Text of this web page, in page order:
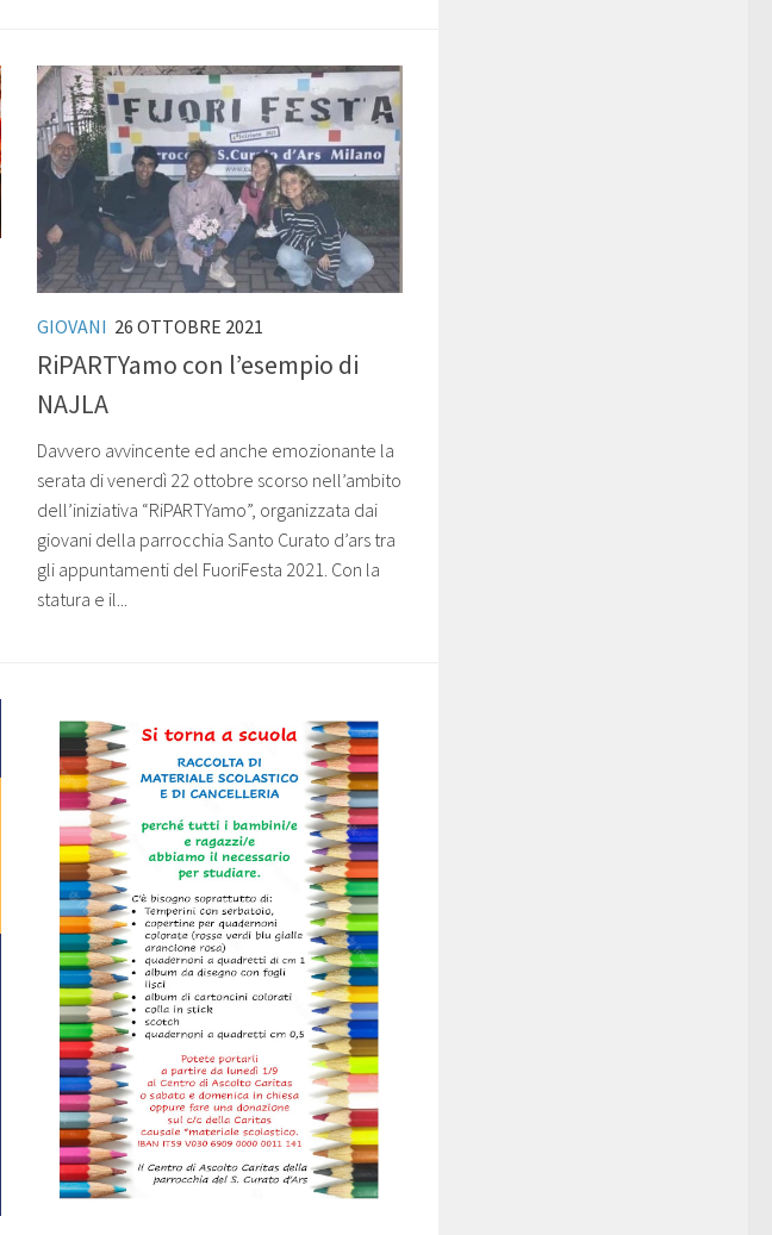
GIOVANI 26 OTTOBRE 2021
RiPARTYamo con l’esempio di
NAJLA
Davvero avvincente ed anche emozionante la
serata di venerdì 22 ottobre scorso nell’ambito
dell’iniziativa “RiPARTYamo”, organizzata dai
giovani della parrocchia Santo Curato d’ars tra
gli appuntamenti del FuoriFesta 2021. Con la
statura e il...